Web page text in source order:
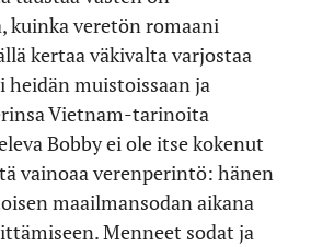
kuinka veretön romaani
kertaa väkivalta varjostaa
muistoissaan ja
Vietnam-tarinoita
Bobby ei ole itse kokenut
vainoaa verenperintö: hänen
maailmansodan aikana
Menneet sodat ja